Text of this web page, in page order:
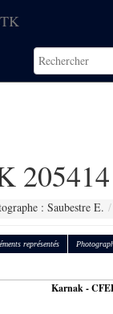
205414
: Saubestre E.
représentés